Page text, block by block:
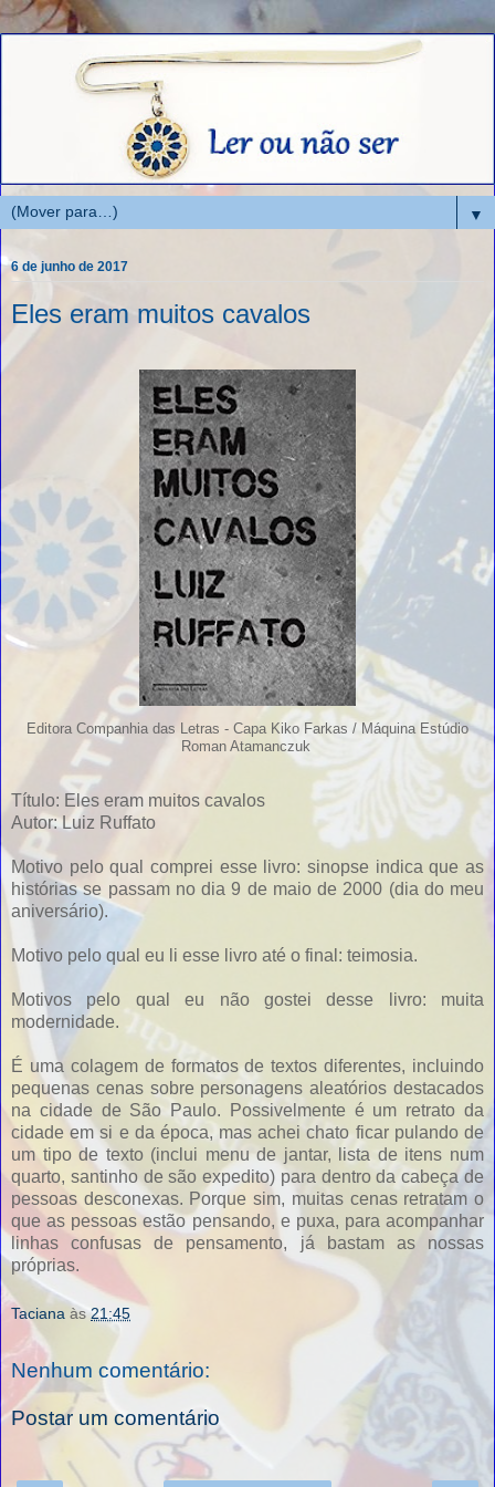
▼
6 de junho de 2017
Eles eram muitos cavalos
Editora Companhia das Letras - Capa Kiko Farkas / Máquina Estúdio
Roman Atamanczuk
Título: Eles eram muitos cavalos
Autor: Luiz Ruffato
Motivo pelo qual comprei esse livro: sinopse indica que as
histórias se passam no dia 9 de maio de 2000 (dia do meu
aniversário).
Motivo pelo qual eu li esse livro até o final: teimosia.
Motivos pelo qual eu não gostei desse livro: muita
modernidade.
É uma colagem de formatos de textos diferentes, incluindo
pequenas cenas sobre personagens aleatórios destacados
na cidade de São Paulo. Possivelmente é um retrato da
cidade em si e da época, mas achei chato ficar pulando de
um tipo de texto (inclui menu de jantar, lista de itens num
quarto, santinho de são expedito) para dentro da cabeça de
pessoas desconexas. Porque sim, muitas cenas retratam o
que as pessoas estão pensando, e puxa, para acompanhar
linhas confusas de pensamento, já bastam as nossas
próprias.
Taciana às21:45
Nenhum comentário:
Postar um comentário